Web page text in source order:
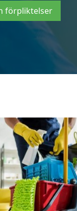
förpliktelser